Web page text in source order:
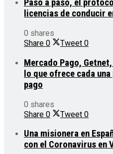
Paso a paso, el
licencias de conducir
0 shares
Share 0 Tweet 0
Mercado Pago,
lo que ofrece cada
pago
0 shares
Share 0 Tweet 0
Una misionera en
con el Coronavirus en